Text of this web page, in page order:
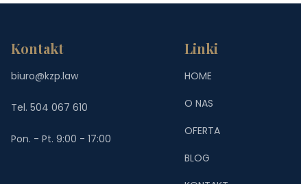
Kontakt
biuro@kzp.law
Tel. 504 067 610
Pon. - Pt. 9:00 - 17:00
Linki
HOME
O NAS
OFERTA
BLOG